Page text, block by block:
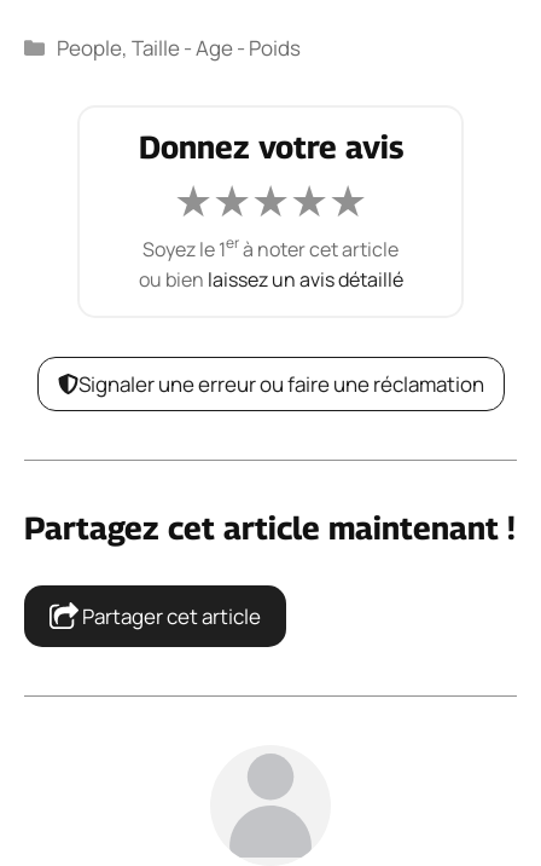
Catégories
People,Taille - Age - Poids
Donnez votre avis
★★★★★
Soyez le 1erà noter cet article
ou bien laissez un avis détaillé
Signaler une erreur ou faire une réclamation
Partagez cet article maintenant !
Partager cet article